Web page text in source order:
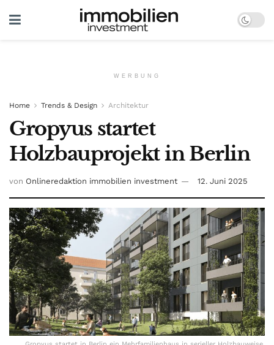
WERBUNG
Home Trends & Design Architektur
Gropyus startet
Holzbauprojekt in Berlin
von Onlineredaktion immobilien investment 12. Juni 2025